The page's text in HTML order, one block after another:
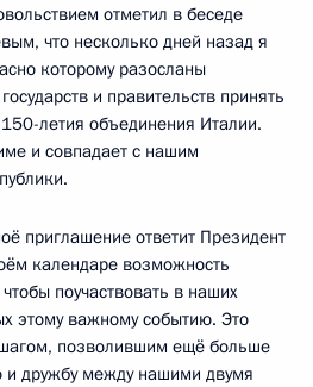
отметил в беседе
что несколько дней назад я
которому разосланы
и правительств принять
летия объединения Италии.
и совпадает с нашим
приглашение ответит Президент
календаре возможность
поучаствовать в наших
этому важному событию. Это
позволившим ещё больше
и дружбу между нашими двумя